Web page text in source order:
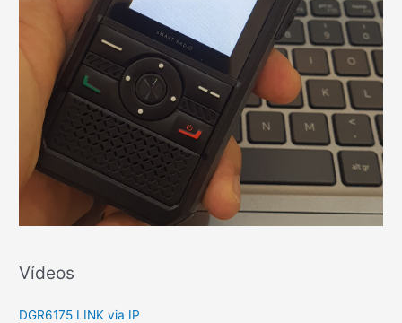
Vídeos
DGR6175 LINK via IP